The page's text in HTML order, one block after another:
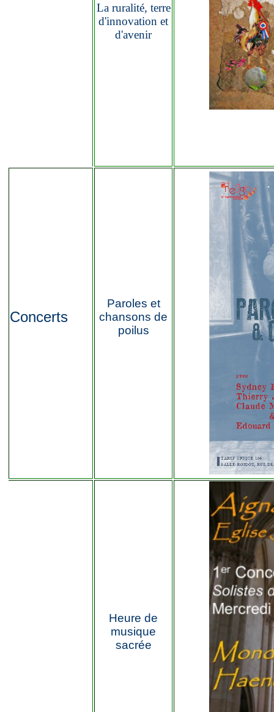
La ruralité, terre
d'innovation et
d'avenir
Concerts
Paroles et
chansons de
poilus
Heure de
musique
sacrée